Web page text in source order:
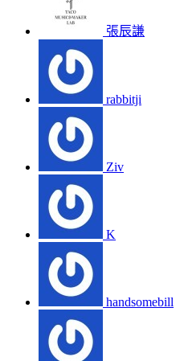
張辰謙
rabbitji
Ziv
K
handsomebill